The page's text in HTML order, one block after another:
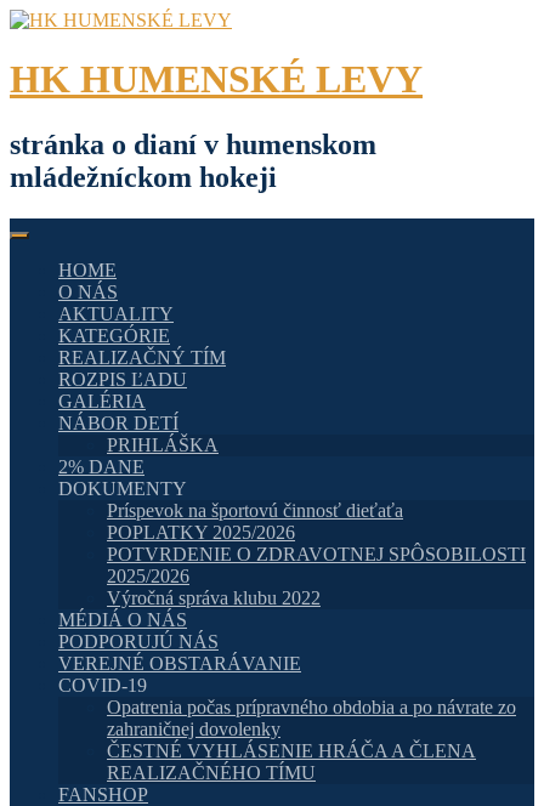
Skip
content
HK HUMENSKÉ LEVY
stránka o dianí v humenskom
mládežníckom hokeji
HOME
O NÁS
AKTUALITY
KATEGÓRIE
REALIZAČNÝ TÍM
ROZPIS ĽADU
GALÉRIA
NÁBOR DETÍ
PRIHLÁŠKA
2% DANE
DOKUMENTY
Príspevok na športovú činnosť dieťaťa
POPLATKY 2025/2026
POTVRDENIE O ZDRAVOTNEJ SPÔSOBILOSTI
2025/2026
Výročná správa klubu 2022
MÉDIÁ O NÁS
PODPORUJÚ NÁS
VEREJNÉ OBSTARÁVANIE
COVID-19
Opatrenia počas prípravného obdobia a po návrate zo
zahraničnej dovolenky
ČESTNÉ VYHLÁSENIE HRÁČA A ČLENA
REALIZAČNÉHO TÍMU
FANSHOP